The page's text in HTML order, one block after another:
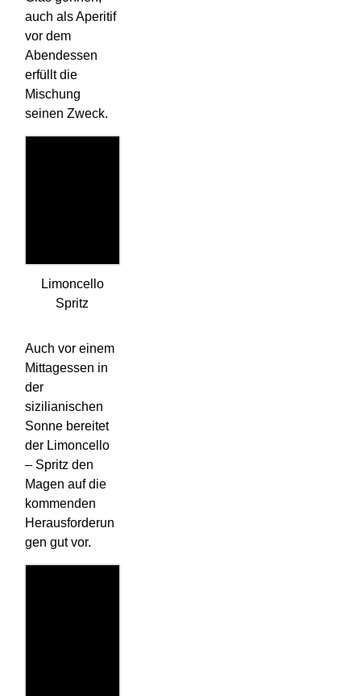
auch als Aperitif
vor dem
Abendessen
erfüllt die
Mischung
seinen Zweck.
Limoncello
Spritz
Auch vor einem
Mittagessen in
der
sizilianischen
Sonne bereitet
der Limoncello
– Spritz den
Magen auf die
kommenden
Herausforderun
gen gut vor.